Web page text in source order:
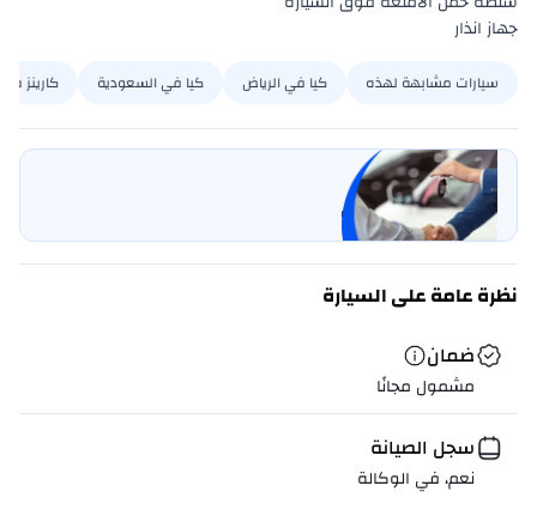
جهاز انذار
سيارات مشابهة لهذه كيا في الرياض كيا في السعودية كارينز
بيع سيارتي
خليها على كارسويتش
نظرة عامة على السيارة
ضمان
مشمول مجانًا
سجل الصيانة
نعم، في الوكالة